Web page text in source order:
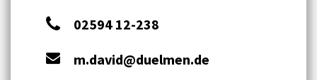
02594 12-238
m.david@duelmen.de